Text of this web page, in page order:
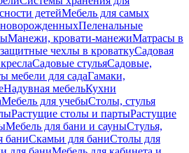
детейМебель для самых
Пеленальные
Манежи, кровати-манежиМатрасы в
чехлы в кроваткуСадовая
Садовые стульяСадовые,
мебели для садаГамаки,
Надувная мебельКухни
Мебель для учебыСтолы, стулья
Растущие столы и партыРастущие
Мебель для бани и сауныСтулья,
баниСкамьи для баниСтолы для